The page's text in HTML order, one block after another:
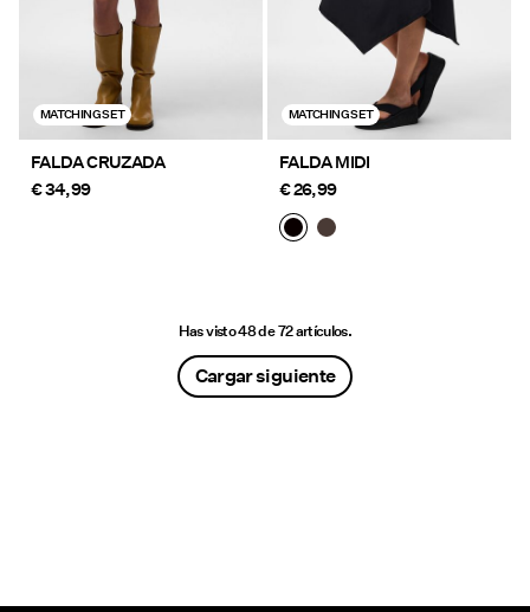
MATCHING SET
FALDA CRUZADA
€ 34,99
MATCHING SET
FALDA MIDI
€ 26,99
Has visto 48 de 72 artículos.
Cargar siguiente